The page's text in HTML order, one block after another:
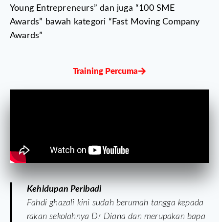
Young Entrepreneurs” dan juga “100 SME
Awards” bawah kategori “Fast Moving Company
Awards”
Training Percuma
Kehidupan Peribadi
Fahdi ghazali kini sudah berumah tangga kepada
rakan sekolahnya Dr Diana dan merupakan bapa